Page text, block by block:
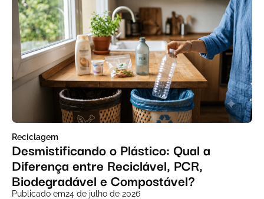
Reciclagem
Desmistificando o Plástico: Qual a
Diferença entre Reciclável, PCR,
Biodegradável e Compostável?
Publicado em24 de julho de 2026